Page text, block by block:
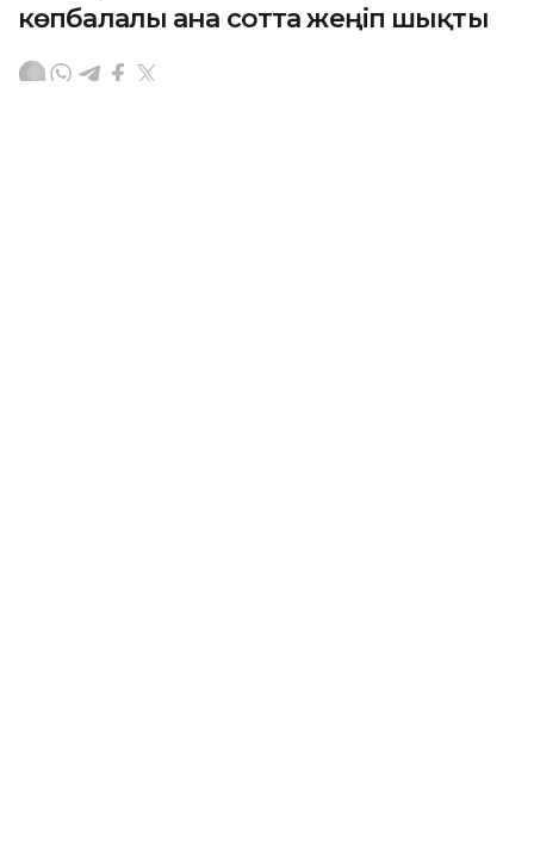
көпбалалы ана сотта жеңіп шықты